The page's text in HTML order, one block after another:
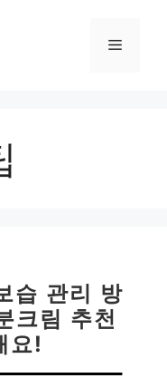
메
습 관리 방
크림 추천
요!